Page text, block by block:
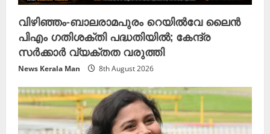
വിഴിഞ്ഞം-ബാലരാമപുരം റെയിൽവേ ലൈൻ
പിഎം ഗതിശക്തി പദ്ധതിയിൽ; കേന്ദ്ര
സർക്കാർ വ്യക്തത വരുത്തി
News Kerala Man 8th August 2026